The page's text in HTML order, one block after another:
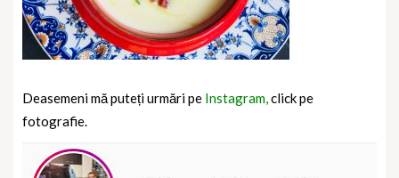
Deasemeni mă puteți urmări pe Instagram,click pe
fotografie.